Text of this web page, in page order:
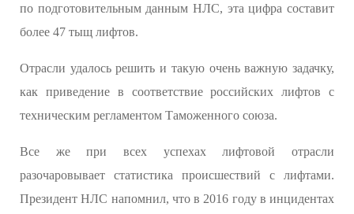
по подготовительным данным НЛС, эта цифра составит
более 47 тыщ лифтов.
Отрасли удалось решить и такую очень важную задачку,
как приведение в соответствие российских лифтов с
техническим регламентом Таможенного союза.
Все же при всех успехах лифтовой отрасли
разочаровывает статистика происшествий с лифтами.
Президент НЛС напомнил, что в 2016 году в инцидентах